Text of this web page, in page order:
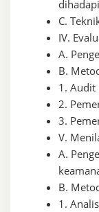
dihadapi
C.
IV.
A.
B.
1. Audit
2.
3.
V.
A.
B.
1.